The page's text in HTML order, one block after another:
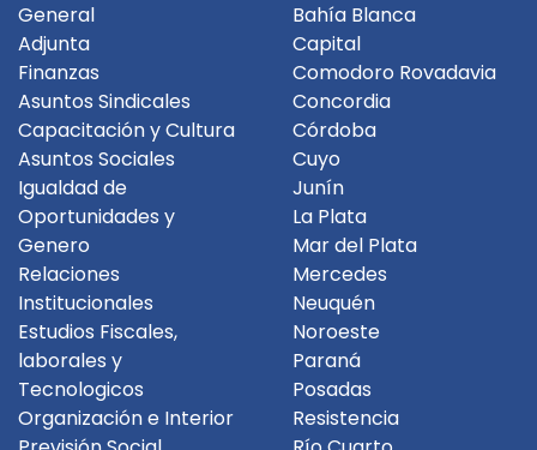
General
Adjunta
Finanzas
Asuntos Sindicales
Capacitación y Cultura
Asuntos Sociales
Igualdad de
Oportunidades y
Genero
Relaciones
Institucionales
Estudios Fiscales,
laborales y
Tecnologicos
Organización e Interior
Bahía Blanca
Capital
Comodoro Rovadavia
Concordia
Córdoba
Cuyo
Junín
La Plata
Mar del Plata
Mercedes
Neuquén
Noroeste
Paraná
Posadas
Resistencia